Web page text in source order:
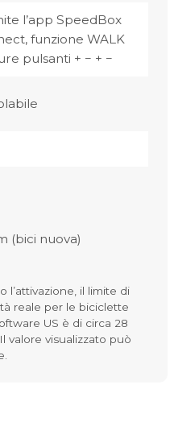
l’app SpeedBox
funzione WALK
pulsanti + − + −
(bici nuova)
l’attivazione, il limite di
reale per le biciclette
US è di circa 28
valore visualizzato può